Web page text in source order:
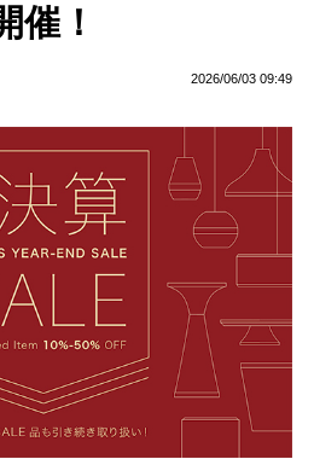
催！
2026/06/03 09:49